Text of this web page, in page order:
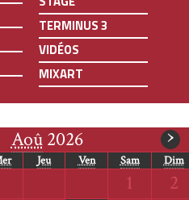
TERMINUS 3
VIDÉOS
MIXART
Aoû2026 ›
Jeu Ven Sam Dim
Samedi
1
2